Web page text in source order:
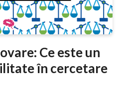
Ce este un
în cercetare